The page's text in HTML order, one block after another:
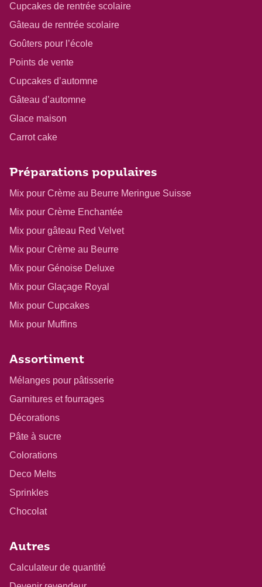
Cupcakes de rentrée scolaire
Gâteau de rentrée scolaire
Goûters pour l’école
Points de vente
Cupcakes d’automne
Gâteau d’automne
Glace maison
Carrot cake
Préparations populaires
Mix pour Crème au Beurre Meringue Suisse
Mix pour Crème Enchantée
Mix pour gâteau Red Velvet
Mix pour Crème au Beurre
Mix pour Génoise Deluxe
Mix pour Glaçage Royal
Mix pour Cupcakes
Mix pour Muffins
Assortiment
Mélanges pour pâtisserie
Garnitures et fourrages
Décorations
Pâte à sucre
Colorations
Deco Melts
Sprinkles
Chocolat
Autres
Calculateur de quantité